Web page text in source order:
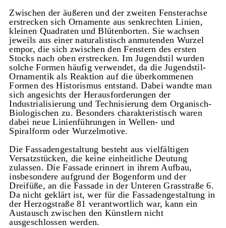
Zwischen der äußeren und der zweiten Fensterachse
erstrecken sich Ornamente aus senkrechten Linien,
kleinen Quadraten und Blütenborten. Sie wachsen
jeweils aus einer naturalistisch anmutenden Wurzel
empor, die sich zwischen den Fenstern des ersten
Stocks nach oben erstrecken. Im Jugendstil wurden
solche Formen häufig verwendet, da die Jugendstil-
Ornamentik als Reaktion auf die überkommenen
Formen des Historismus entstand. Dabei wandte man
sich angesichts der Herausforderungen der
Industrialisierung und Technisierung dem Organisch-
Biologischen zu. Besonders charakteristisch waren
dabei neue Linienführungen in Wellen- und
Spiralform oder Wurzelmotive.
Die Fassadengestaltung besteht aus vielfältigen
Versatzstücken, die keine einheitliche Deutung
zulassen. Die Fassade erinnert in ihrem Aufbau,
insbesondere aufgrund der Bogenform und der
Dreifüße, an die Fassade in der Unteren Grasstraße 6.
Da nicht geklärt ist, wer für die Fassadengestaltung in
der Herzogstraße 81 verantwortlich war, kann ein
Austausch zwischen den Künstlern nicht
ausgeschlossen werden.